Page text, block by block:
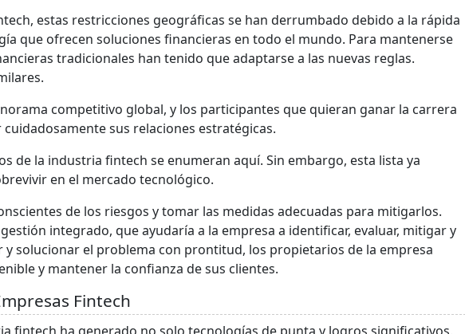
estas restricciones geográficas se han derrumbado debido a la rápida
que ofrecen soluciones financieras en todo el mundo. Para mantenerse
tradicionales han tenido que adaptarse a las nuevas reglas.
competitivo global, y los participantes que quieran ganar la carrera
sus relaciones estratégicas.
de la industria fintech se enumeran aquí. Sin embargo, esta lista ya
en el mercado tecnológico.
de los riesgos y tomar las medidas adecuadas para mitigarlos.
integrado, que ayudaría a la empresa a identificar, evaluar, mitigar y
solucionar el problema con prontitud, los propietarios de la empresa
y mantener la confianza de sus clientes.
Fintech